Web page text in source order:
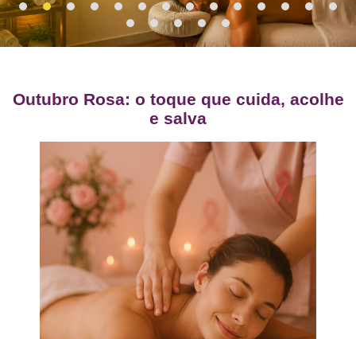
Outubro Rosa: o toque que cuida, acolhe
e salva